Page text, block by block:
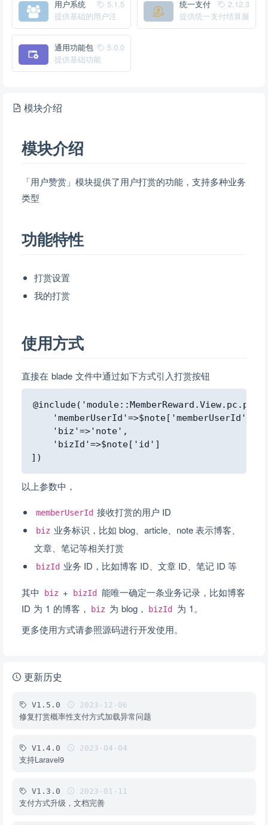
5.1.5
用户系统
提供基础的用户注
册、登录服务
2.12.3
统一支付
中心
提供统一支付结算服
务
5.0.0
通用功能包
提供基础功能
模块介绍
模块介绍
「用户赞赏」模块提供了用户打赏的功能，支持多种业务
类型
功能特性
打赏设置
我的打赏
使用方式
直接在 blade 文件中通过如下方式引入打赏按钮
    'memberUserId'=>$note['memberUserId'],
    'biz'=>'note',
    'bizId'=>$note['id']
以上参数中，
memberUserId 接收打赏的用户 ID
biz 业务标识，比如 blog、article、note 表示博客、
文章、笔记等相关打赏
bizId 业务 ID，比如博客 ID、文章 ID、笔记 ID 等
其中 biz + bizId
能唯一确定一条业务记录，比如博客
ID 为 1 的博客，
biz 为 blog， bizId
为 1。
更多使用方式请参照源码进行开发使用。
更新历史
V1.5.0 2023-12-06
修复打赏概率性支付方式加载异常问题
V1.4.0 2023-04-04
支持Laravel9
V1.3.0 2023-01-11
支付方式升级，文档完善